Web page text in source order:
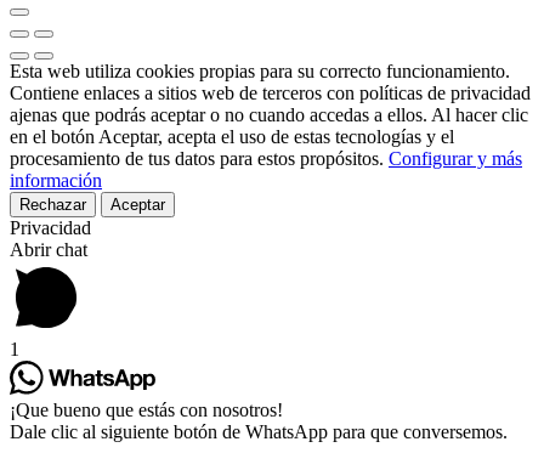
Esta web utiliza cookies propias para su correcto funcionamiento.
Contiene enlaces a sitios web de terceros con políticas de privacidad
ajenas que podrás aceptar o no cuando accedas a ellos. Al hacer clic
en el botón Aceptar, acepta el uso de estas tecnologías y el
procesamiento de tus datos para estos propósitos. Configurar y más
información
Rechazar Aceptar
Privacidad
Abrir chat
1
¡Que bueno que estás con nosotros!
Dale clic al siguiente botón de WhatsApp para que conversemos.